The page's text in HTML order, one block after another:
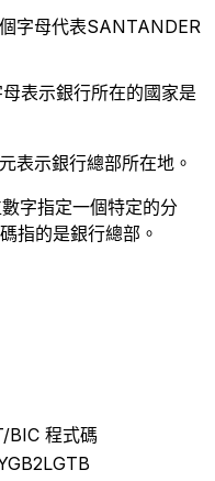
字母代表SANTANDER
表示銀行所在的國家是
表示銀行總部所在地。
字指定一個特定的分
指的是銀行總部。
BIC 程式碼